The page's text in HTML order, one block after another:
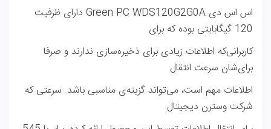
اس اس دی Green PC WDS120G2G0A دارای ظرفیت
120 گیگابایتی بوده که برای
کاربرانی‌که اطلاعات زیادی برای ذخیره‌سازی ندارند و صرفا
برای‌شان سرعت انتقال
اطلاعات مهم است، می‌تواند گزینه‌ی مناسبی باشد. سرعتی که
شرکت وسترن دیجیتال